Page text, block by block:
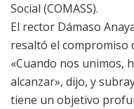
Social (COMASS).
El rector Dámaso
resaltó el compromiso
«Cuando nos unimos,
alcanzar», dijo, y
tiene un objetivo